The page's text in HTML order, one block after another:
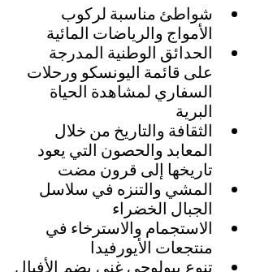
شواطئ مناسبة لركوب
الأمواج والرياضات المائية
الحدائق الوطنية المدرجة
على قائمة اليونسكو ورحلات
السفاري لمشاهدة الحياة
البرية
الثقافة والتاريخ من خلال
المعابد والحصون التي يعود
تاريخها إلى قرون مضت
المشي والتنزه في سلاسل
الجبال الخضراء
الاستجمام والاسترخاء في
منتجعات الأيورفيدا